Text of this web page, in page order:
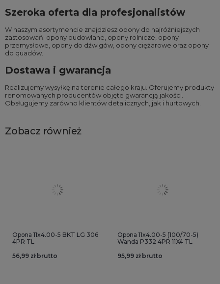
Szeroka oferta dla profesjonalistów
W naszym asortymencie znajdziesz opony do najróżniejszych
zastosowań: opony budowlane opony rolnicze opony
przemysłowe opony do dźwigów opony ciężarowe oraz opony
do quadów
Dostawa i gwarancja
Realizujemy wysyłkę na terenie całego kraju. Oferujemy produkty
renomowanych producentów objęte gwarancją jakości.
Obsługujemy zarówno klientów detalicznych, jak i hurtowych.
Zobacz również
Opona 11x4.00-5 BKT LG 306
4PR TL
56,99 zł brutto
Opona 11x4.00-5 (100/70-5)
Wanda P332 4PR 11X4 TL
95,99 zł brutto